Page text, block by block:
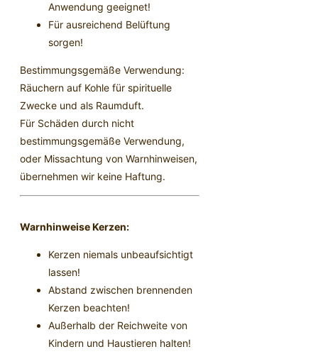
Anwendung geeignet!
Für ausreichend Belüftung
sorgen!
Bestimmungsgemäße Verwendung:
Räuchern auf Kohle für spirituelle
Zwecke und als Raumduft.
Für Schäden durch nicht
bestimmungsgemäße Verwendung,
oder Missachtung von Warnhinweisen,
übernehmen wir keine Haftung.
Warnhinweise Kerzen:
Kerzen niemals unbeaufsichtigt
lassen!
Abstand zwischen brennenden
Kerzen beachten!
Außerhalb der Reichweite von
Kindern und Haustieren halten!